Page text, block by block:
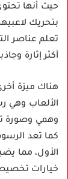
حيث أنها
بتحريك
تعلم عناصر
أكثر إثارة
الألعاب وهي
وهمي وصورة
كما تعد
الأول، مما
خيارات